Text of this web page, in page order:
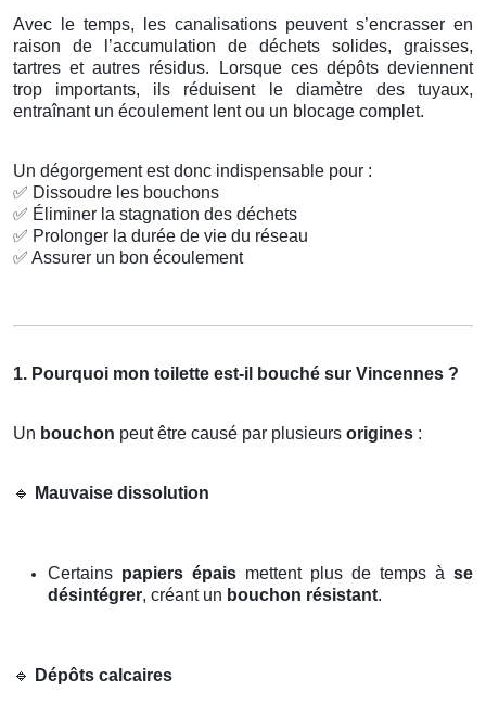
Avec le temps, les canalisations peuvent s’encrasser en
raison de l’accumulation de déchets solides, graisses,
tartres et autres résidus. Lorsque ces dépôts deviennent
trop importants, ils réduisent le diamètre des tuyaux,
entraînant un écoulement lent ou un blocage complet.
Un dégorgement est donc indispensable pour :
✅ Dissoudre les bouchons
✅ Éliminer la stagnation des déchets
✅ Prolonger la durée de vie du réseau
✅ Assurer un bon écoulement
1. Pourquoi mon toilette est-il bouché sur Vincennes ?
Un bouchon peut être causé par plusieurs origines :
🔹 Mauvaise dissolution
Certains papiers épais mettent plus de temps à se
désintégrer, créant un bouchon résistant.
🔹 Dépôts calcaires